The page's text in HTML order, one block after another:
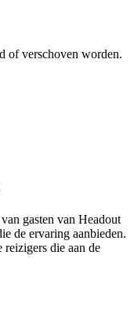
of verschoven worden.
gasten van Headout
de ervaring aanbieden.
die aan de